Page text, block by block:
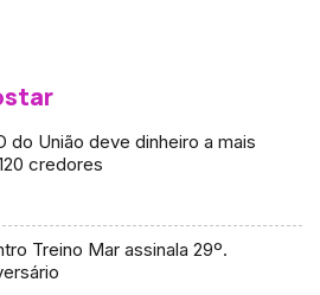
do União deve dinheiro a mais
credores
Treino Mar assinala 29º.